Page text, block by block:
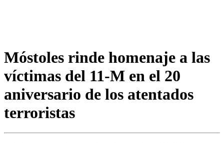
Móstoles rinde homenaje a las
víctimas del 11-M en el 20
aniversario de los atentados
terroristas